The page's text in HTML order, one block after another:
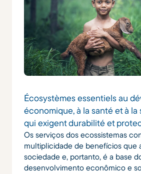
Écosystèmes essentiels au
économique, à la santé et à la
qui exigent durabilité et
Os serviços dos ecossistemas
multiplicidade de benefícios que
sociedade e, portanto, é a base
desenvolvimento econômico e